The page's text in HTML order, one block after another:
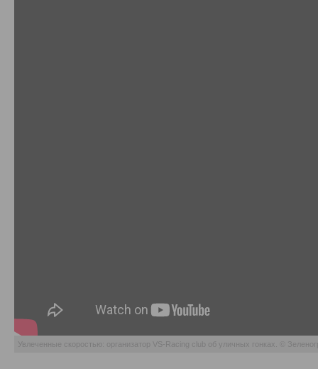
Увлеченные скоростью: организатор VS-Racing club об уличных гонках. ©